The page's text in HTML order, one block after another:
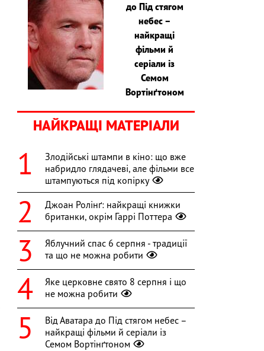
до Під стягом
небес –
найкращі
фільми й
серіали із
Семом
Вортінґтоном
НАЙКРАЩІ МАТЕРІАЛИ
Злодійські штампи в кіно: що вже
набридло глядачеві, але фільми все
штампуються під копірку
Джоан Ролінґ: найкращі книжки
британки, окрім Гаррі Поттера
Яблучний спас 6 серпня - традиції
та що не можна робити
Яке церковне свято 8 серпня і що
не можна робити
Від Аватара до Під стягом небес –
найкращі фільми й серіали із
Семом Вортінґтоном